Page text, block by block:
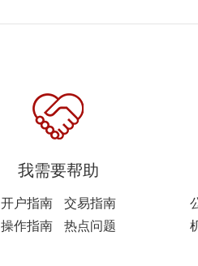
我需要帮助
开户指南
交易指南
操作指南
热点问题